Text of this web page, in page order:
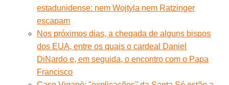
estadunidense: nem Wojtyla nem Ratzinger
escapam
Nos próximos dias, a chegada de alguns bispos
dos EUA, entre os quais o cardeal Daniel
DiNardo e, em seguida, o encontro com o Papa
Francisco